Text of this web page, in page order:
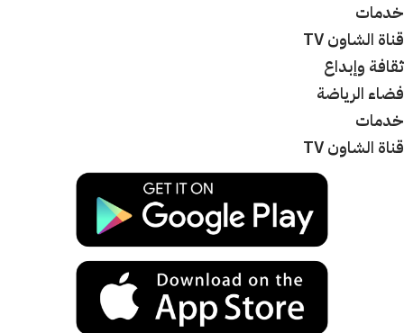
خدمات
قناة الشاون TV
ثقافة وإبداع
فضاء الرياضة
خدمات
قناة الشاون TV